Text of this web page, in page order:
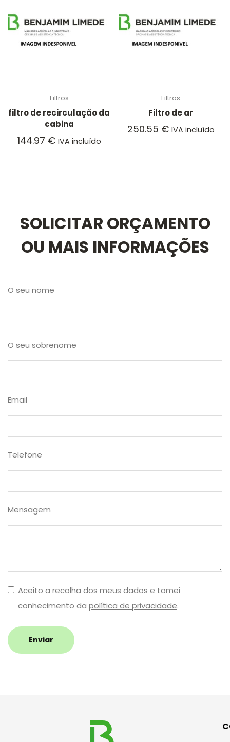
Filtros
filtro de recirculação da
cabina
144.97 € IVA incluído
Filtros
Filtro de ar
250.55 € IVA incluído
SOLICITAR ORÇAMENTO
OU MAIS INFORMAÇÕES
O seu nome
O seu sobrenome
Email
Telefone
Mensagem
Aceito a recolha dos meus dados e tomei
conhecimento da política de privacidade.
Enviar